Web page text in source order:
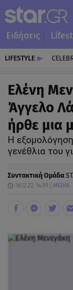
Ειδήσεις
LIFESTYLE
Ελένη
Άγγελο
ήρθε μια
Η
γενέθλια του
Συντακτική Ομάδα
16.12.22, 14:39 MEDIA